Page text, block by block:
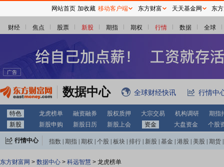
财经 焦点 股票 新股 期指 期权 行情 数据 全球
数据中心 全球财经快讯 行情中
特色 龙虎榜单 融资融券 股权质押 大宗交易 机构调研
期指
新股
新股申购 新股日历 新股上会 资金 大盘资金 个股
行情中心 指数 期指 期权 个股 板块 排行 新股 基金 港股 美股 期货
东方财富网 > 数据中心 > 科远智慧 > 龙虎榜单
网站首页 加收藏 移动客户端 东方财富 天天基金网 东